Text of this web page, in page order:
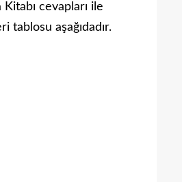
cevapları ile
tablosu aşağıdadır.